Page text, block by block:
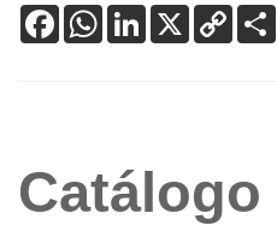
FacebookWhatsApp
LinkedIn
X Copy
Link
Catálogo